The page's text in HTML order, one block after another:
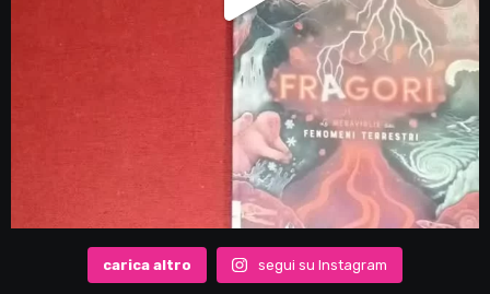
carica altro segui su Instagram